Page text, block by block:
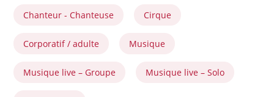
Chanteur - Chanteuse Cirque
Corporatif / adulte Musique
Musique live – Groupe Musique live – Solo